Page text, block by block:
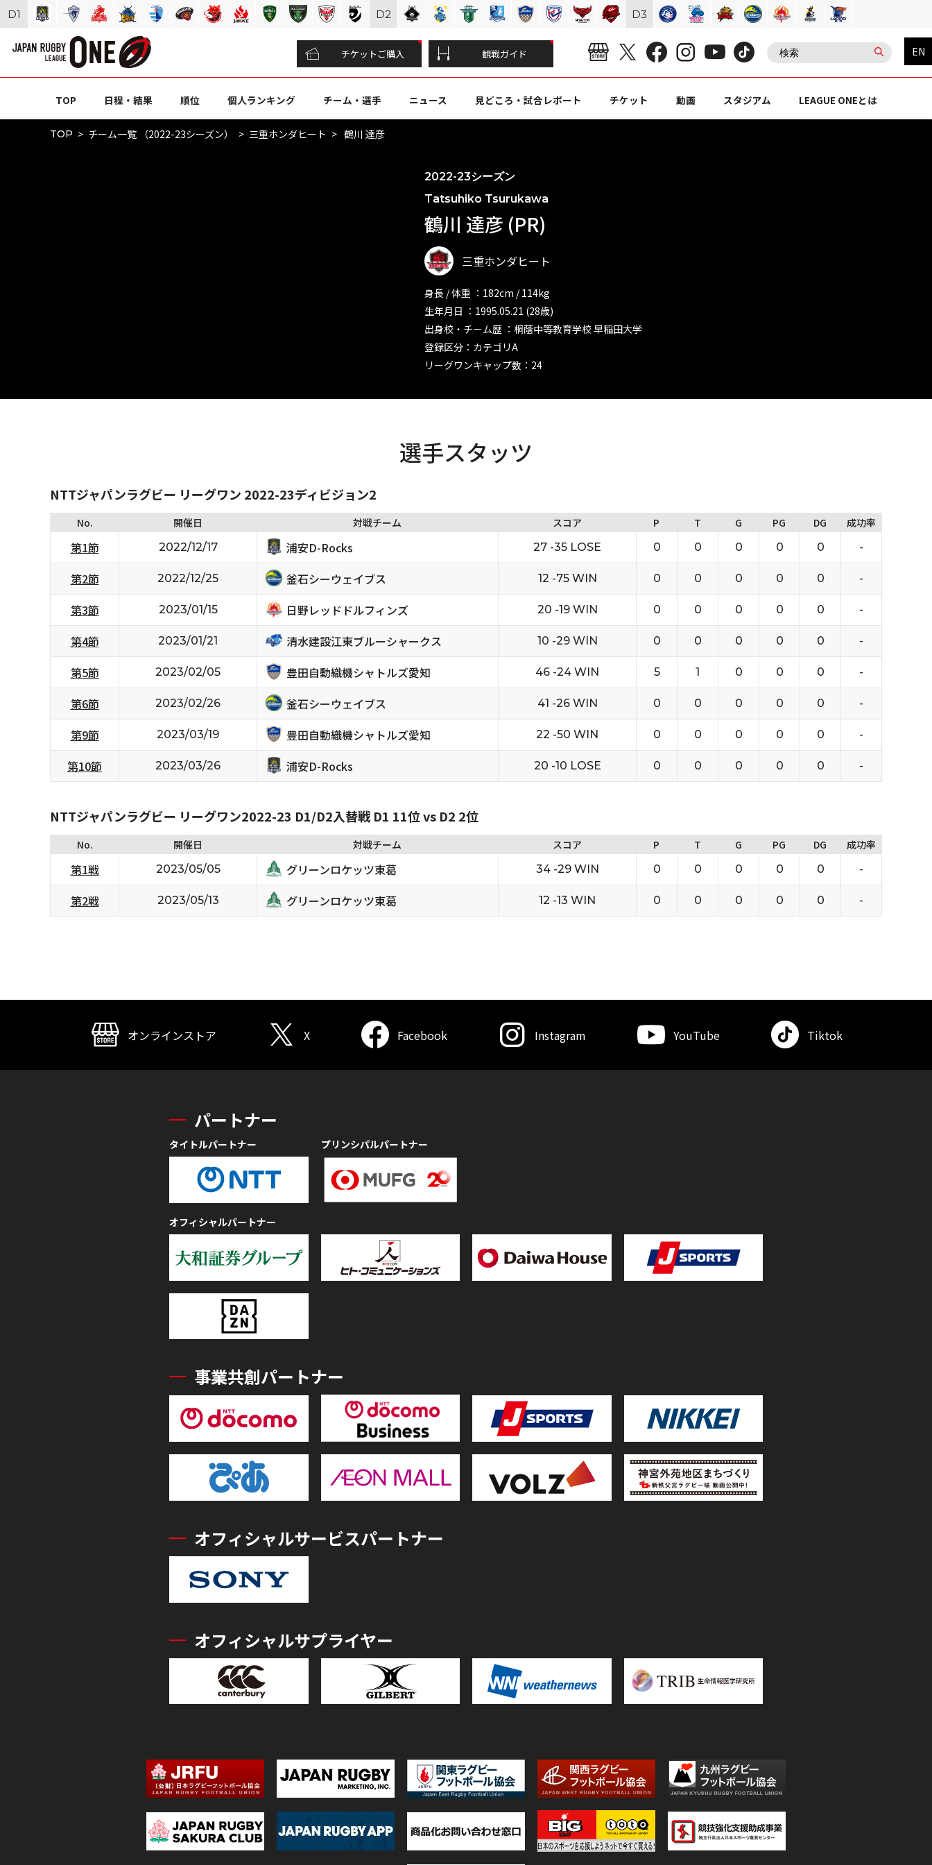
チケットご購入 観戦ガイド EN
TOP 日程・結果 順位 個人ランキング チーム・選手 ニュース 見どころ・試合レポート チケット 動画 スタジアム LEAGUE ONEとは
TOP チーム一覧 （2022-23シーズン） 三重ホンダヒート 鶴川 達彦
2022-23シーズン
Tatsuhiko Tsurukawa
鶴川 達彦 (PR)
三重ホンダヒート
身長 / 体重 ：182cm / 114kg
生年月日 ：1995.05.21 (28歳)
出身校・チーム歴 ：桐蔭中等教育学校 早稲田大学
登録区分：カテゴリA
リーグワンキャップ数：24
選手スタッツ
NTTジャパンラグビー リーグワン 2022-23ディビジョン2
No. 開催日 対戦チーム スコア P T G PG DG 成功率
第1節 2022/12/17 浦安D-Rocks 27 -35 LOSE 0 0 0 0 0 -
第2節 2022/12/25 釜石シーウェイブス 12 -75 WIN 0 0 0 0 0 -
第3節 2023/01/15 日野レッドドルフィンズ 20 -19 WIN 0 0 0 0 0 -
第4節 2023/01/21 清水建設江東ブルーシャークス 10 -29 WIN 0 0 0 0 0 -
第5節 2023/02/05 豊田自動織機シャトルズ愛知 46 -24 WIN 5 1 0 0 0 -
第6節 2023/02/26 釜石シーウェイブス 41 -26 WIN 0 0 0 0 0 -
第9節 2023/03/19 豊田自動織機シャトルズ愛知 22 -50 WIN 0 0 0 0 0 -
第10節 2023/03/26 浦安D-Rocks 20 -10 LOSE 0 0 0 0 0 -
NTTジャパンラグビー リーグワン2022-23 D1/D2入替戦 D1 11位 vs D2 2位
No. 開催日 対戦チーム スコア P T G PG DG 成功率
第1戦 2023/05/05 グリーンロケッツ東葛 34 -29 WIN 0 0 0 0 0 -
第2戦 2023/05/13 グリーンロケッツ東葛 12 -13 WIN 0 0 0 0 0 -
D1 D2 D3
オンラインストア X Facebook Instagram YouTube Tiktok
パートナー
タイトルパートナー プリンシパルパートナー
オフィシャルパートナー
事業共創パートナー
オフィシャルサービスパートナー
オフィシャルサプライヤー